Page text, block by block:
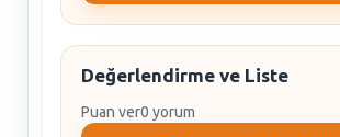
Değerlendirme ve Liste
Puan ver0 yorum